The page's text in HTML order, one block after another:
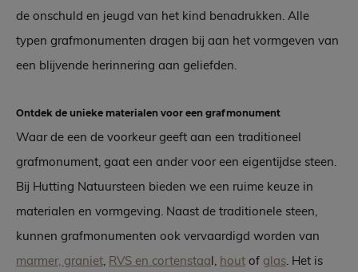
de onschuld en jeugd van het kind benadrukken. Alle
typen grafmonumenten dragen bij aan het vormgeven van
een blijvende herinnering aan geliefden.
Ontdek de unieke materialen voor een grafmonument
Waar de een de voorkeur geeft aan een traditioneel
grafmonument, gaat een ander voor een eigentijdse steen.
Bij Hutting Natuursteen bieden we een ruime keuze in
materialen en vormgeving. Naast de traditionele steen,
kunnen grafmonumenten ook vervaardigd worden van
marmer, graniet, RVS en cortenstaal, hout of glas. Het is